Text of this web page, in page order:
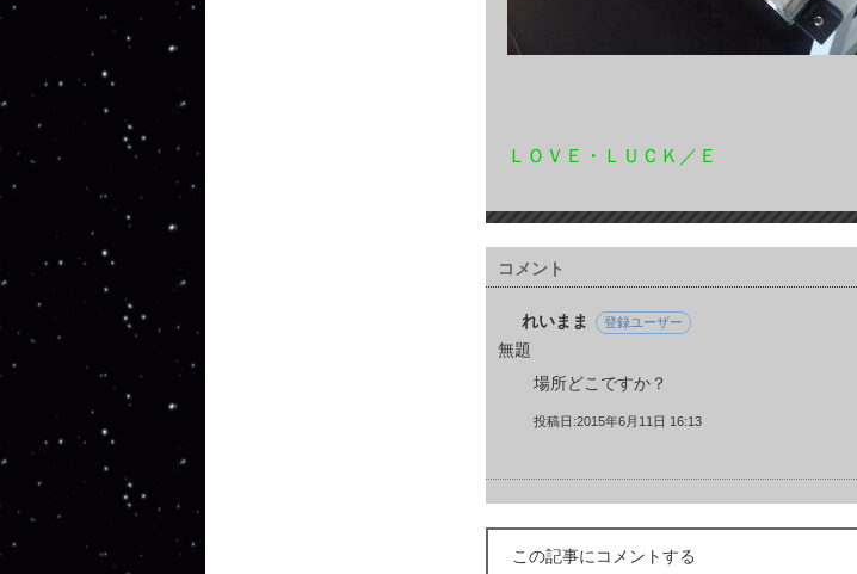
ＬＯＶＥ・ＬＵＣＫ／Ｅ
コメント
れいまま 登録ユーザー
無題
場所どこですか？
投稿日:2015年6月11日 16:13
この記事にコメントする